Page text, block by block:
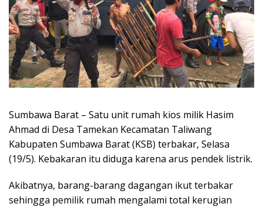
Sumbawa Barat – Satu unit rumah kios milik Hasim
Ahmad di Desa Tamekan Kecamatan Taliwang
Kabupaten Sumbawa Barat (KSB) terbakar, Selasa
(19/5). Kebakaran itu diduga karena arus pendek listrik.
Akibatnya, barang-barang dagangan ikut terbakar
sehingga pemilik rumah mengalami total kerugian